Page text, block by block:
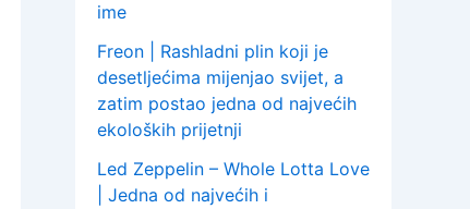
ime
Freon | Rashladni plin koji je
desetljećima mijenjao svijet, a
zatim postao jedna od najvećih
ekoloških prijetnji
Led Zeppelin – Whole Lotta Love
| Jedna od najvećih i